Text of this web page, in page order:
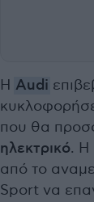
Η Audi
που θα
ηλεκτρικό. Η
από το
Sport να